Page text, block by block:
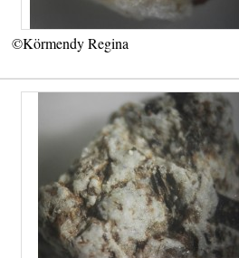
©Körmendy Regina